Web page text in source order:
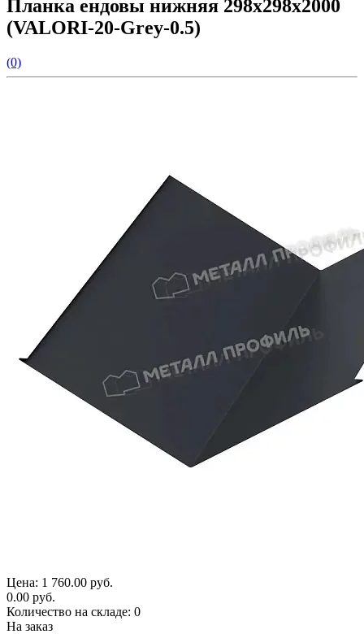
Планка ендовы нижняя 298х298х2000
(VALORI-20-Grey-0.5)
(0)
Цена: 1 760.00 руб.
0.00 руб.
Количество на складе: 0
На заказ